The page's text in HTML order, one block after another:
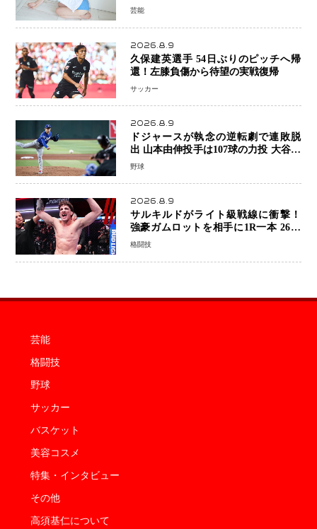
が11月5日発売決定 沖縄で“今しか残
芸能
2026.8.9
久保建英選手 54日ぶりのピッチへ帰
還！左膝負傷から待望の実戦復帰
サッカー
2026.8.9
ドジャースが執念の逆転劇で連敗脱
出 山本由伸投手は107球の力投 大谷翔
平選手が延長10回に勝利を呼び込む一
野球
2026.8.9
サルキルドがライト級戦線に衝撃！
強豪ガムロットを相手に1R一本 26歳
の豪州の新星が「トップ戦線」へ名乗
格闘技
芸能
格闘技
野球
サッカー
バスケット
美容コスメ
特集・インタビュー
その他
高須基仁について